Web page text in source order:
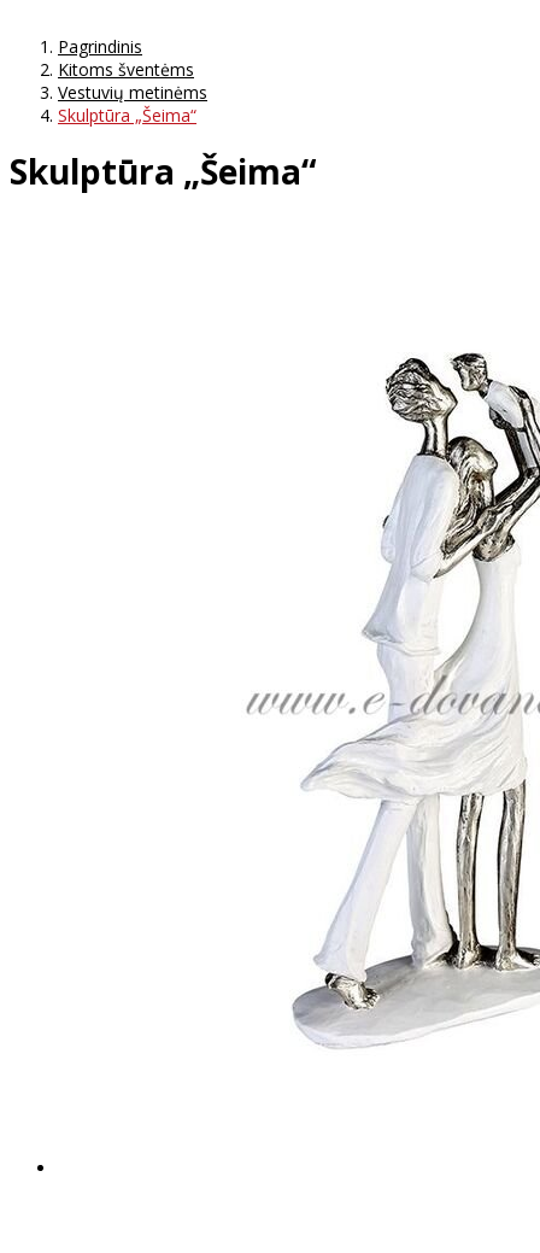
Pagrindinis
Kitoms šventėms
Vestuvių metinėms
Skulptūra „Šeima“
Skulptūra „Šeima“